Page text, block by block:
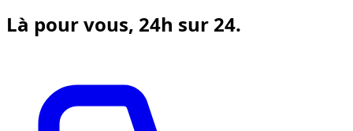
Là pour vous, 24h sur 24.